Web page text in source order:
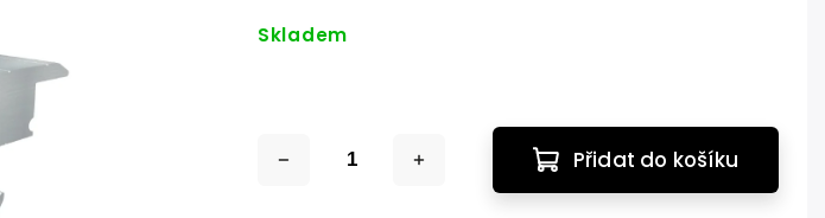
Skladem
Přidat do košíku